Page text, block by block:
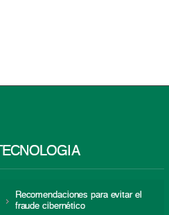
TECNOLOGÍA
Recomendaciones para evitar el
fraude cibernético